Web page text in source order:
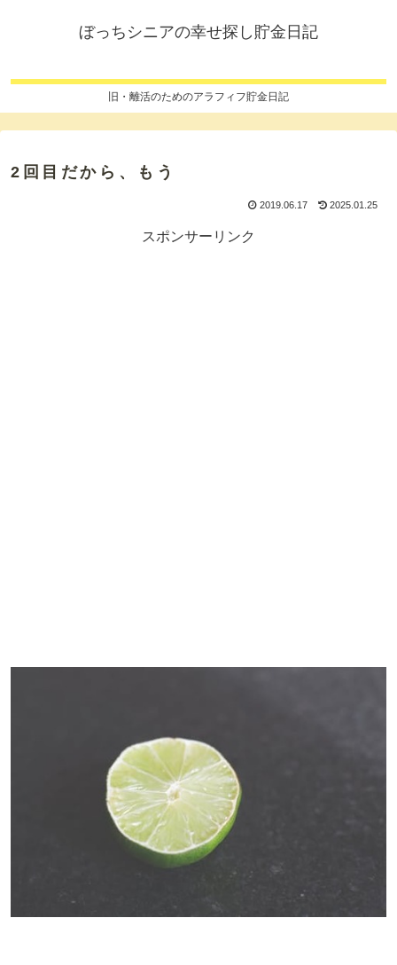
ぼっちシニアの幸せ探し貯金日記
旧・離活のためのアラフィフ貯金日記
2回目だから、もう
2019.06.17 2025.01.25
スポンサーリンク